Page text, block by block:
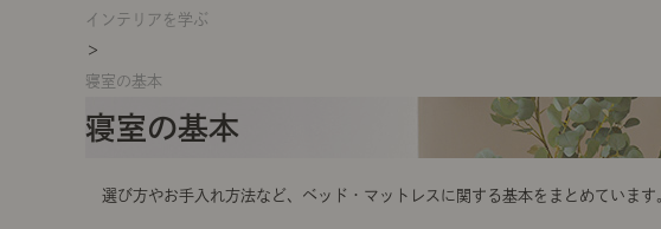
n
a
g
t
i
インテリアを学ぶ
＞
寝室の基本
寝室の基本
選び方やお手入れ方法など、ベッド・マットレスに関する基本をまとめています